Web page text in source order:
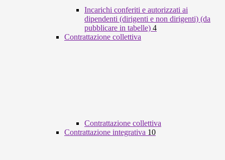
Incarichi conferiti e autorizzati ai
dipendenti (dirigenti e non dirigenti) (da
pubblicare in tabelle) 4
Contrattazione collettiva
Contrattazione collettiva
Contrattazione integrativa 10